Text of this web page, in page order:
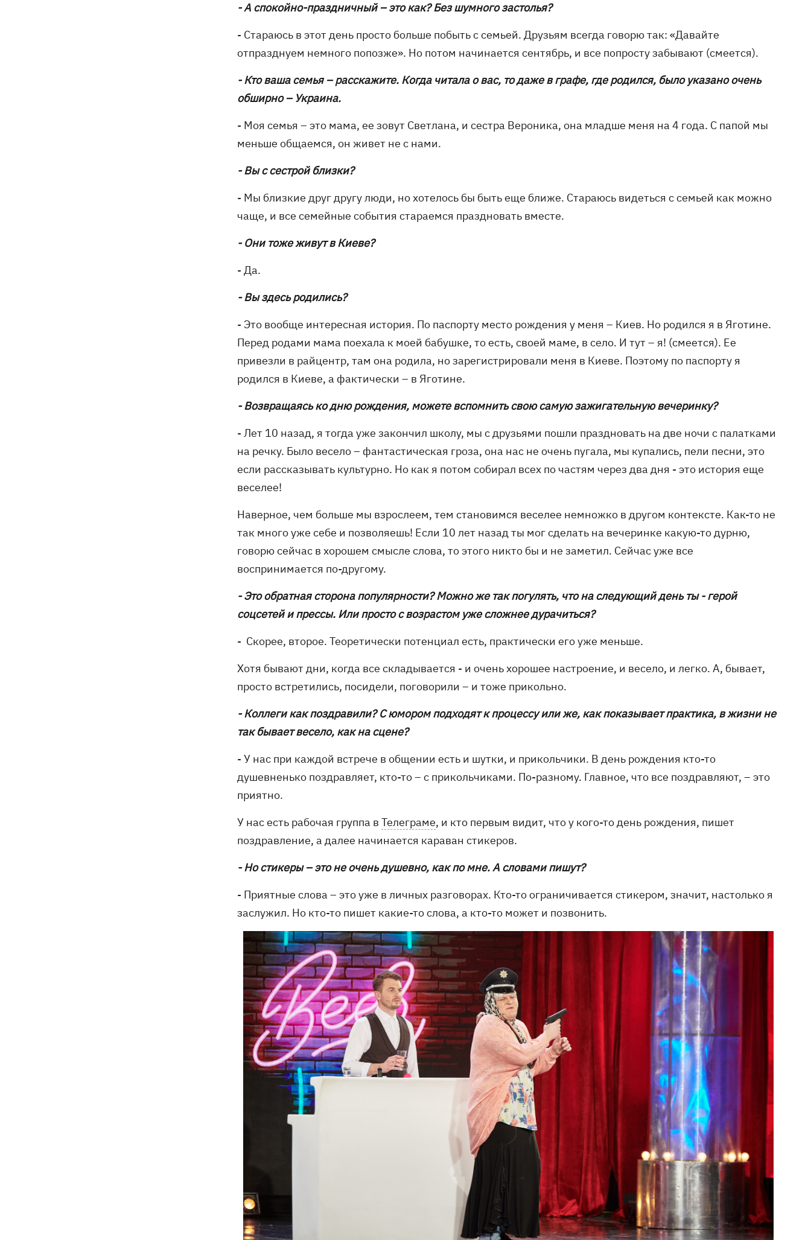
- А спокойно-праздничный – это как? Без шумного застолья?
- Стараюсь в этот день просто больше побыть с семьей. Друзьям всегда говорю так: «Давайте
отпразднуем немного попозже». Но потом начинается сентябрь, и все попросту забывают (смеется).
- Кто ваша семья – расскажите. Когда читала о вас, то даже в графе, где родился, было указано очень
обширно – Украина.
- Моя семья – это мама, ее зовут Светлана, и сестра Вероника, она младше меня на 4 года. С папой мы
меньше общаемся, он живет не с нами.
- Вы с сестрой близки?
- Мы близкие друг другу люди, но хотелось бы быть еще ближе. Стараюсь видеться с семьей как можно
чаще, и все семейные события стараемся праздновать вместе.
- Они тоже живут в Киеве?
- Да.
- Вы здесь родились?
- Это вообще интересная история. По паспорту место рождения у меня – Киев. Но родился я в Яготине.
Перед родами мама поехала к моей бабушке, то есть, своей маме, в село. И тут – я! (смеется). Ее
привезли в райцентр, там она родила, но зарегистрировали меня в Киеве. Поэтому по паспорту я
родился в Киеве, а фактически – в Яготине.
- Возвращаясь ко дню рождения, можете вспомнить свою самую зажигательную вечеринку?
- Лет 10 назад, я тогда уже закончил школу, мы с друзьями пошли праздновать на две ночи с палатками
на речку. Было весело – фантастическая гроза, она нас не очень пугала, мы купались, пели песни, это
если рассказывать культурно. Но как я потом собирал всех по частям через два дня - это история еще
веселее!
Наверное, чем больше мы взрослеем, тем становимся веселее немножко в другом контексте. Как-то не
так много уже себе и позволяешь! Если 10 лет назад ты мог сделать на вечеринке какую-то дурню,
говорю сейчас в хорошем смысле слова, то этого никто бы и не заметил. Сейчас уже все
воспринимается по-другому.
- Это обратная сторона популярности? Можно же так погулять, что на следующий день ты - герой
соцсетей и прессы. Или просто с возрастом уже сложнее дурачиться?
- Скорее, второе. Теоретически потенциал есть, практически его уже меньше.
Хотя бывают дни, когда все складывается - и очень хорошее настроение, и весело, и легко. А, бывает,
просто встретились, посидели, поговорили – и тоже прикольно.
- Коллеги как поздравили? С юмором подходят к процессу или же, как показывает практика, в жизни не
так бывает весело, как на сцене?
- У нас при каждой встрече в общении есть и шутки, и прикольчики. В день рождения кто-то
душевненько поздравляет, кто-то – с прикольчиками. По-разному. Главное, что все поздравляют, – это
приятно.
У нас есть рабочая группа в Телеграме, и кто первым видит, что у кого-то день рождения, пишет
поздравление, а далее начинается караван стикеров.
- Но стикеры – это не очень душевно, как по мне. А словами пишут?
- Приятные слова – это уже в личных разговорах. Кто-то ограничивается стикером, значит, настолько я
заслужил. Но кто-то пишет какие-то слова, а кто-то может и позвонить.